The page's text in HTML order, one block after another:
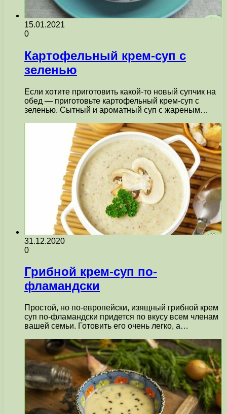
15.01.2021
0
Картофельный крем-суп с
зеленью
Если хотите приготовить какой-то новый супчик на
обед — приготовьте картофельный крем-суп с
зеленью. Сытный и ароматный суп с жареным…
31.12.2020
0
Грибной крем-суп по-
фламандски
Простой, но по-европейски, изящный грибной крем
суп по-фламандски придется по вкусу всем членам
вашей семьи. Готовить его очень легко, а…